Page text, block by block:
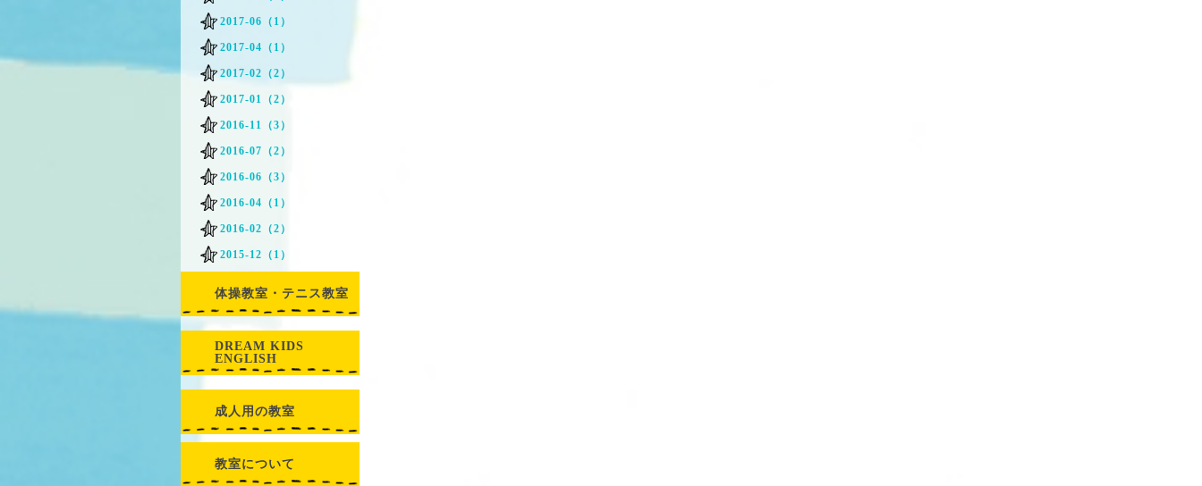
2017-06（1）
2017-04（1）
2017-02（2）
2017-01（2）
2016-11（3）
2016-07（2）
2016-06（3）
2016-04（1）
2016-02（2）
2015-12（1）
体操教室・テニス教室
DREAM KIDS
ENGLISH
成人用の教室
教室について